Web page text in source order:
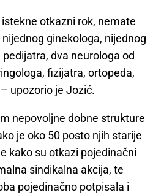
otkazni rok, nemate
ginekologa, nijednog
dva neurologa od
fizijatra, ortopeda,
upozorio je Jozić.
nepovoljne dobne strukture
je oko 50 posto njih starije
kako su otkazi pojedinačni
sindikalna akcija, te
pojedinačno potpisala i